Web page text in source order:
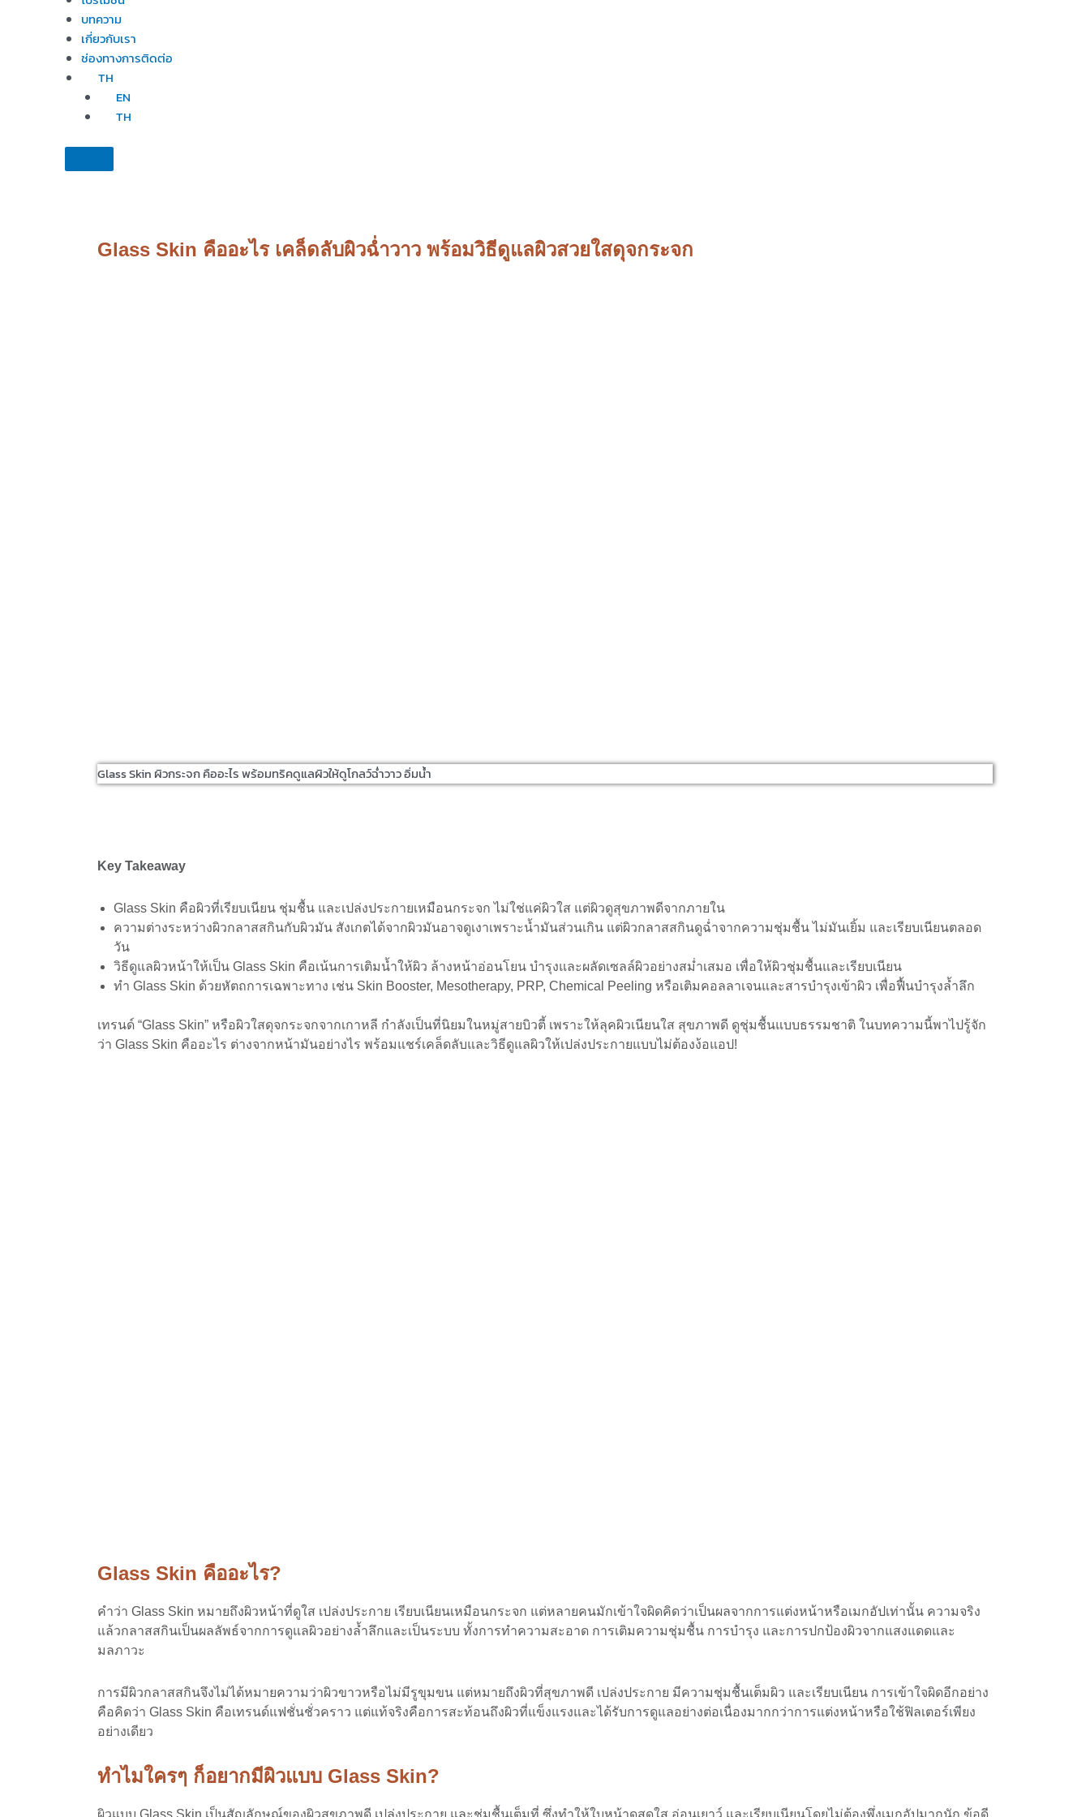
บทความ
เกี่ยวกับเรา
ช่องทางการติดต่อ
TH
EN
TH
Glass Skin คืออะไร เคล็ดลับผิวฉ่ำวาว พร้อมวิธีดูแลผิวสวยใสดุจกระจก
Glass Skin ผิวกระจก คืออะไร พร้อมทริคดูแลผิวให้ดูโกลว์ฉ่ำวาว อิ่มน้ำ
Key Takeaway
Glass Skin คือผิวที่เรียบเนียน ชุ่มชื้น และเปล่งประกายเหมือนกระจก ไม่ใช่แค่ผิวใส แต่ผิวดูสุขภาพดีจากภายใน
ความต่างระหว่างผิวกลาสสกินกับผิวมัน สังเกตได้จากผิวมันอาจดูเงาเพราะน้ำมันส่วนเกิน แต่ผิวกลาสสกินดูฉ่ำจากความชุ่มชื้น ไม่มันเยิ้ม และเรียบเนียนตลอด
วัน
วิธีดูแลผิวหน้าให้เป็น Glass Skin คือเน้นการเติมน้ำให้ผิว ล้างหน้าอ่อนโยน บำรุงและผลัดเซลล์ผิวอย่างสม่ำเสมอ เพื่อให้ผิวชุ่มชื้นและเรียบเนียน
ทำ Glass Skin ด้วยหัตถการเฉพาะทาง เช่น Skin Booster, Mesotherapy, PRP, Chemical Peeling หรือเติมคอลลาเจนและสารบำรุงเข้าผิว เพื่อฟื้นบำรุงล้ำลึก
เทรนด์ “Glass Skin” หรือผิวใสดุจกระจกจากเกาหลี กำลังเป็นที่นิยมในหมู่สายบิวตี้ เพราะให้ลุคผิวเนียนใส สุขภาพดี ดูชุ่มชื้นแบบธรรมชาติ ในบทความนี้พาไปรู้จัก
ว่า Glass Skin คืออะไร ต่างจากหน้ามันอย่างไร พร้อมแชร์เคล็ดลับและวิธีดูแลผิวให้เปล่งประกายแบบไม่ต้องง้อแอป!
Glass Skin คืออะไร?
คำว่า Glass Skin หมายถึงผิวหน้าที่ดูใส เปล่งประกาย เรียบเนียนเหมือนกระจก แต่หลายคนมักเข้าใจผิดคิดว่าเป็นผลจากการแต่งหน้าหรือเมกอัปเท่านั้น ความจริง
แล้วกลาสสกินเป็นผลลัพธ์จากการดูแลผิวอย่างล้ำลึกและเป็นระบบ ทั้งการทำความสะอาด การเติมความชุ่มชื้น การบำรุง และการปกป้องผิวจากแสงแดดและ
มลภาวะ
การมีผิวกลาสสกินจึงไม่ได้หมายความว่าผิวขาวหรือไม่มีรูขุมขน แต่หมายถึงผิวที่สุขภาพดี เปล่งประกาย มีความชุ่มชื้นเต็มผิว และเรียบเนียน การเข้าใจผิดอีกอย่าง
คือคิดว่า Glass Skin คือเทรนด์แฟชั่นชั่วคราว แต่แท้จริงคือการสะท้อนถึงผิวที่แข็งแรงและได้รับการดูแลอย่างต่อเนื่องมากกว่าการแต่งหน้าหรือใช้ฟิลเตอร์เพียง
อย่างเดียว
ทำไมใครๆ ก็อยากมีผิวแบบ Glass Skin?